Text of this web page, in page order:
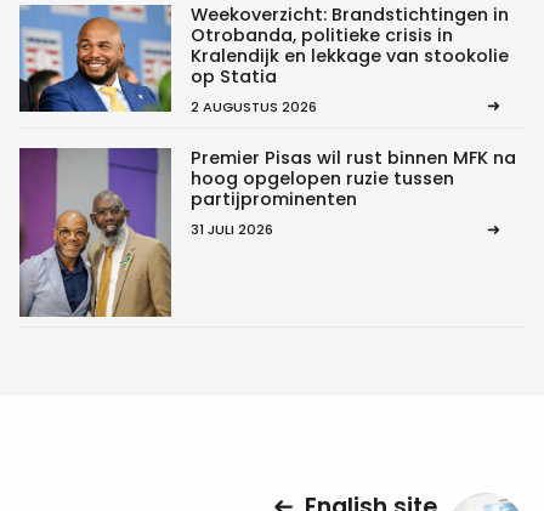
Weekoverzicht: Brandstichtingen in
Otrobanda, politieke crisis in
Kralendijk en lekkage van stookolie
op Statia
2 AUGUSTUS 2026
Premier Pisas wil rust binnen MFK na
hoog opgelopen ruzie tussen
partijprominenten
31 JULI 2026